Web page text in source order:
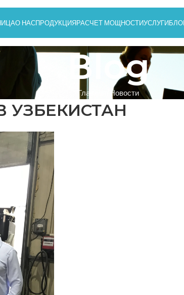
О НАСПРОДУКЦИЯРАСЧЕТ МОЩНОСТИУСЛУГИ
Blog
Главная Новости
УЗБЕКИСТАН